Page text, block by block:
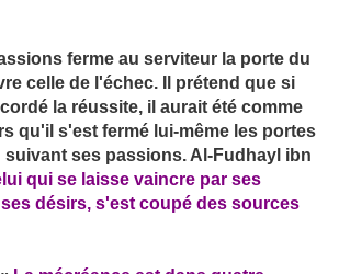
ferme au serviteur la porte du
celle de l'échec. Il prétend que si
la réussite, il aurait été comme
qu'il s'est fermé lui-même les portes
suivant ses passions. Al-Fudhayl ibn
qui se laisse vaincre par ses
désirs, s'est coupé des sources